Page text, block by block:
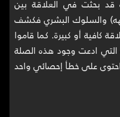
كانت قد بحثت في العلاقة بين
والسلوك البشري فكشف
كافية أو كبيرة. كما قاموا
التي ادعت وجود هذه الصلة
على خطأ إحصائي واحد